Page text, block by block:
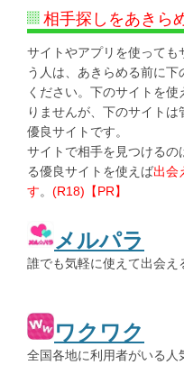
相手探しをあきら
サイトやアプリを使って
う人は、あきらめる前に
ください。下のサイトを
りませんが、下のサイト
優良サイトです。
サイトで相手を見つけるの
る優良サイトを使えば出会
す。 (R18)【PR】
メルパラ
誰でも気軽に使えて出会え
ワクワク
全国各地に利用者がいる人